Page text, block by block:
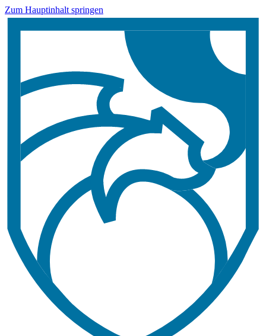
Zum Hauptinhalt springen